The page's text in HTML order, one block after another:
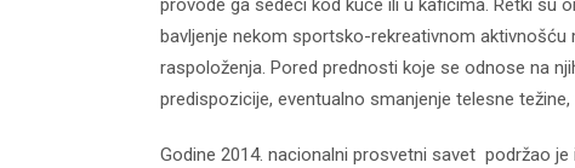
provode ga sedeći kod kuće ili u kafićima. Retki su
bavljenje nekom sportsko-rekreativnom
raspoloženja. Pored prednosti koje se odnose na
predispozicije, eventualno smanjenje telesne
Godine 2014. nacionalni prosvetni savet podržao